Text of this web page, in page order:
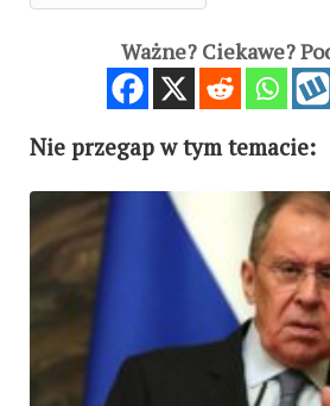
Ważne? Ciekawe?
Nie przegap w tym temacie: